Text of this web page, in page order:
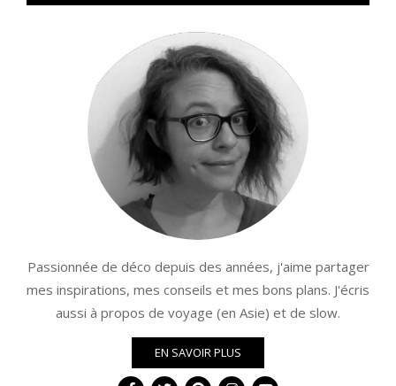
Passionnée de déco depuis des années, j'aime partager
mes inspirations, mes conseils et mes bons plans. J'écris
aussi à propos de voyage (en Asie) et de slow.
EN SAVOIR PLUS